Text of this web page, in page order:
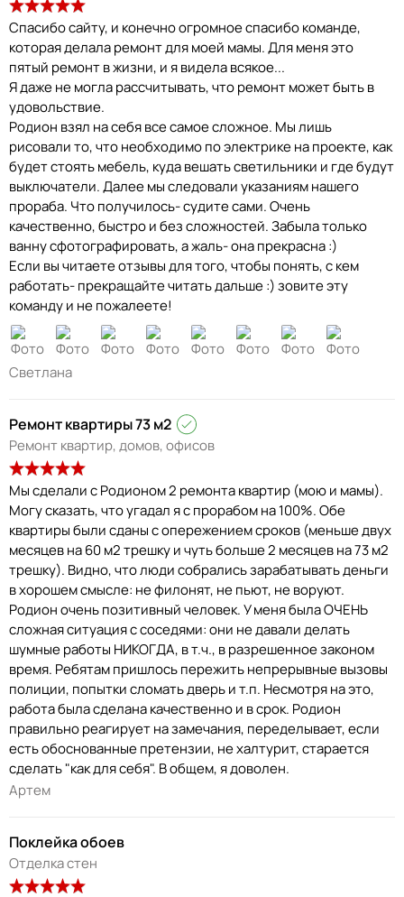
Спасибо сайту, и конечно огромное спасибо команде,
которая делала ремонт для моей мамы. Для меня это
пятый ремонт в жизни, и я видела всякое...
Я даже не могла рассчитывать, что ремонт может быть в
удовольствие.
Родион взял на себя все самое сложное. Мы лишь
рисовали то, что необходимо по электрике на проекте, как
будет стоять мебель, куда вешать светильники и где будут
выключатели. Далее мы следовали указаниям нашего
прораба. Что получилось- судите сами. Очень
качественно, быстро и без сложностей. Забыла только
ванну сфотографировать, а жаль- она прекрасна :)
Если вы читаете отзывы для того, чтобы понять, с кем
работать- прекращайте читать дальше :) зовите эту
команду и не пожалеете!
Светлана
Ремонт квартиры 73 м2
Ремонт квартир, домов, офисов
Мы сделали с Родионом 2 ремонта квартир (мою и мамы).
Могу сказать, что угадал я с прорабом на 100%. Обе
квартиры были сданы с опережением сроков (меньше двух
месяцев на 60 м2 трешку и чуть больше 2 месяцев на 73 м2
трешку). Видно, что люди собрались зарабатывать деньги
в хорошем смысле: не филонят, не пьют, не воруют.
Родион очень позитивный человек. У меня была ОЧЕНЬ
сложная ситуация с соседями: они не давали делать
шумные работы НИКОГДА, в т.ч., в разрешенное законом
время. Ребятам пришлось пережить непрерывные вызовы
полиции, попытки сломать дверь и т.п. Несмотря на это,
работа была сделана качественно и в срок. Родион
правильно реагирует на замечания, переделывает, если
есть обоснованные претензии, не халтурит, старается
сделать "как для себя". В общем, я доволен.
Артем
Поклейка обоев
Отделка стен